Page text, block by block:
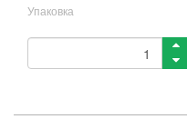
Упаковка